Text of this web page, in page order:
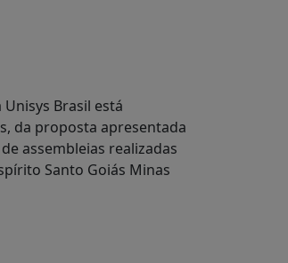
Brasil está
da proposta apresentada
assembleias realizadas
Santo Goiás Minas